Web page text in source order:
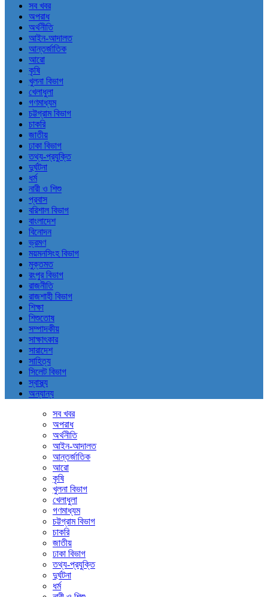
সব খবর
অপরাধ
অর্থনীতি
আইন-আদালত
আন্তর্জাতিক
আরো
কৃষি
খুলনা বিভাগ
খেলাধুলা
গণমাধ্যম
চট্টগ্রাম বিভাগ
চাকরি
জাতীয়
ঢাকা বিভাগ
তথ্য-প্রযুক্তি
দুর্ঘটনা
ধর্ম
নারী ও শিশু
প্রবাস
বরিশাল বিভাগ
বাংলাদেশ
বিনোদন
ভ্রমণ
ময়মনসিংহ বিভাগ
মুক্তমত
রংপুর বিভাগ
রাজনীতি
রাজশাহী বিভাগ
শিক্ষা
শিশুতোষ
সম্পাদকীয়
সাক্ষাৎকার
সারাদেশ
সাহিত্য
সিলেট বিভাগ
স্বাস্থ্য
অন্যান্য
সব খবর
অপরাধ
অর্থনীতি
আইন-আদালত
আন্তর্জাতিক
আরো
কৃষি
খুলনা বিভাগ
খেলাধুলা
গণমাধ্যম
চট্টগ্রাম বিভাগ
চাকরি
জাতীয়
ঢাকা বিভাগ
তথ্য-প্রযুক্তি
দুর্ঘটনা
ধর্ম